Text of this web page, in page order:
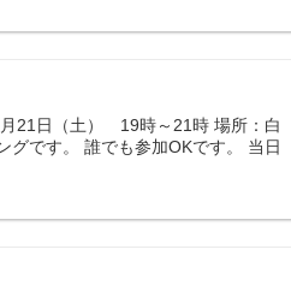
21日（土） 19時～21時 場所：白
グです。 誰でも参加OKです。 当日